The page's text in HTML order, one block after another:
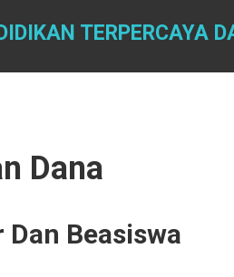
TERPERCAYA
Dana
Beasiswa